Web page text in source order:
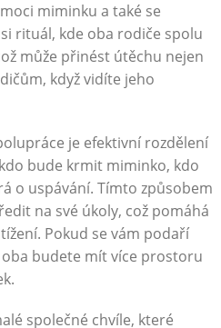
miminku a také se
rituál, kde oba rodiče spolu
může přinést útěchu nejen
když vidíte jeho
je efektivní rozdělení
bude krmit miminko, kdo
o uspávání. Tímto způsobem
na své úkoly, což pomáhá
Pokud se vám podaří
budete mít více prostoru
společné chvíle, které